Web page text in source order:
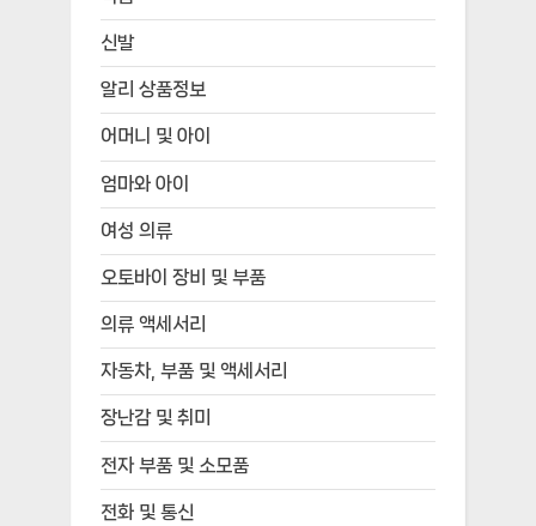
신발
알리 상품정보
어머니 및 아이
엄마와 아이
여성 의류
오토바이 장비 및 부품
의류 액세서리
자동차, 부품 및 액세서리
장난감 및 취미
전자 부품 및 소모품
전화 및 통신